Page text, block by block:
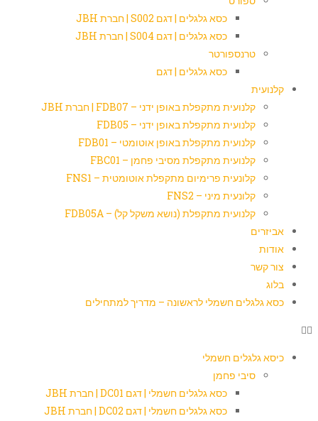
כסא גלגלים | דגם S002 | חברת JBH
כסא גלגלים | דגם S004 | חברת JBH
טרנספורטר
כסא גלגלים | דגם
קלנועית
קלנועית מתקפלת באופן ידני – FDB07 | חברת JBH
קלנועית מתקפלת באופן ידני – FDB05
קלנועית מתקפלת באופן אוטומטי – FDB01
קלנועית מתקפלת מסיבי פחמן – FBC01
קלונעית פרימיום מתקפלת אוטומטית – FNS1
קלונעית מיני – FNS2
קלנועית מתקפלת (נושא משקל קל) – FDB05A
אביזרים
אודות
צור קשר
בלוג
כסא גלגלים חשמלי לראשונה – מדריך למתחילים
כיסא גלגלים חשמלי
סיבי פחמן
כסא גלגלים חשמלי | דגם DC01 | חברת JBH
כסא גלגלים חשמלי | דגם DC02 | חברת JBH